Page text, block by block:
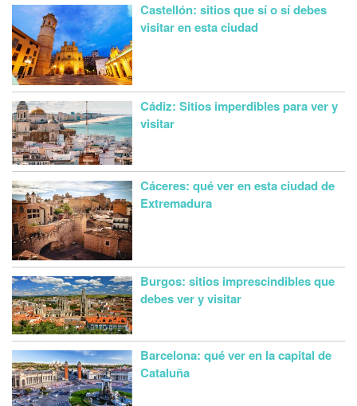
Castellón: sitios que sí o sí debes
visitar en esta ciudad
Cádiz: Sitios imperdibles para ver y
visitar
Cáceres: qué ver en esta ciudad de
Extremadura
Burgos: sitios imprescindibles que
debes ver y visitar
Barcelona: qué ver en la capital de
Cataluña